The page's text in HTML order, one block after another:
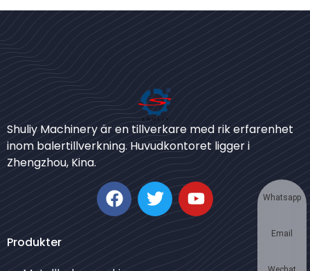
Shuliy Machinery är en tillverkare med rik erfarenhet
inom balertillverkning. Huvudkontoret ligger i
Zhengzhou, Kina.
Produkter
Thai
German
Japanese
Urdu
Whatsapp
Email